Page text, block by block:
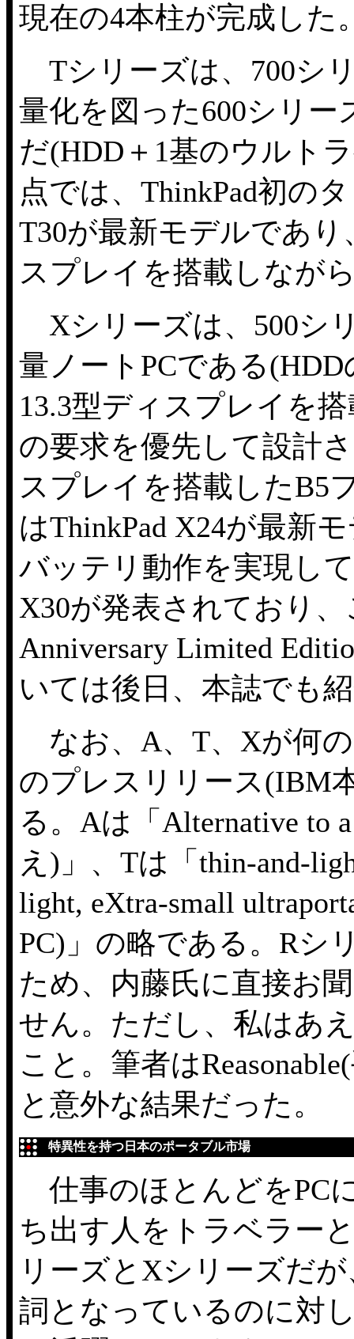
現在の4本柱が完成した
Tシリーズは、700シ
量化を図った600シリ
だ(HDD＋1基のウルト
点では、ThinkPad初の
T30が最新モデルであ
スプレイを搭載しなが
Xシリーズは、500シ
量ノートPCである
13.3型ディスプレイを
の要求を優先して設計
スプレイを搭載したB5
はThinkPad X24が最新
バッテリ動作を実現し
X30が発表されており、
Anniversary Limited
いては後日、本誌でも
なお、A、T、Xが何
のプレスリリース(IBM
る。Aは「Alternative to
え)」、Tは「thin-and-
light, eXtra-small
PC)」の略である。Rシ
ため、内藤氏に直接お
せん。ただし、私はあ
こと。筆者は
と意外な結果だった。
特異性を持つ日本のポータブル市場
仕事のほとんどをPC
ち出す人をトラベラー
リーズとXシリーズだ
詞となっているのに対